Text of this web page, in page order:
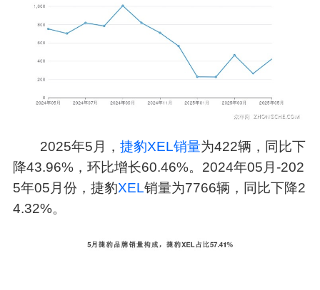
2025年5月，捷豹XEL销量为422辆，同比下
降43.96%，环比增长60.46%。2024年05月-202
5年05月份，捷豹XEL销量为7766辆，同比下降2
4.32%。